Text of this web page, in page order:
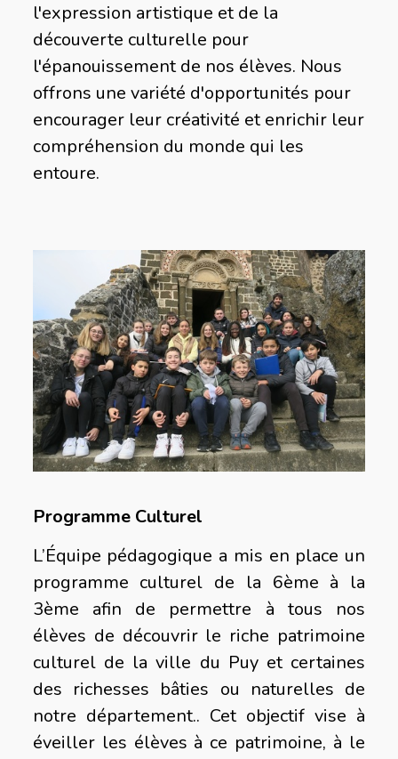
l'expression artistique et de la
découverte culturelle pour
l'épanouissement de nos élèves. Nous
offrons une variété d'opportunités pour
encourager leur créativité et enrichir leur
compréhension du monde qui les
entoure.
Programme Culturel
L’Équipe pédagogique a mis en place un
programme culturel de la 6ème à la
3ème afin de permettre à tous nos
élèves de découvrir le riche patrimoine
culturel de la ville du Puy et certaines
des richesses bâties ou naturelles de
notre département.. Cet objectif vise à
éveiller les élèves à ce patrimoine, à le